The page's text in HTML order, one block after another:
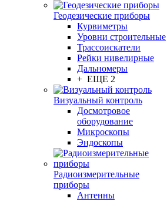
Геодезические приборы
Курвиметры
Уровни строительные
Трассоискатели
Рейки нивелирные
Дальномеры
+ ЕЩЕ 2
Визуальный контроль
Досмотровое
оборудование
Микроскопы
Эндоскопы
Радиоизмерительные
приборы
Антенны